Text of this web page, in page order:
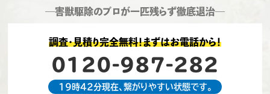
―害獣駆除のプロが一匹残らず徹底退治―
調査・見積り完全無料！まずはお電話から！
0120-987-282
19時42分現在、繋がりやすい状態です。